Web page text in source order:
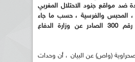
ضد مواقع جنود الاحتلال المغربي
المحبس والفرسية ، حسب ما جاء
في البيان العسكري رقم 300 الصادر عن وزارة الدفاع
(واص) عن البيان ، أن وحدات